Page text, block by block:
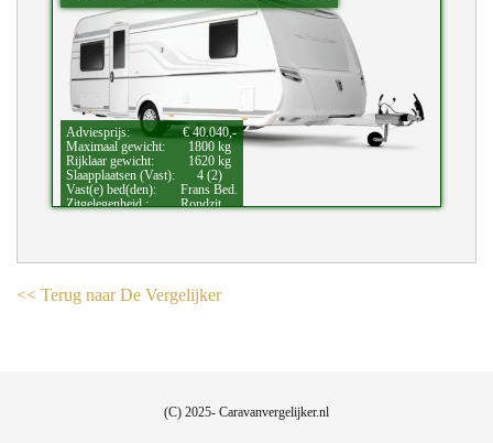
Adviesprijs:
€ 40.040,-
Maximaal gewicht:
1800 kg
Rijklaar gewicht:
1620 kg
Slaapplaatsen (Vast):
4 (2)
Vast(e) bed(den):
Frans Bed.
Zitgelegenheid.:
Rondzit.
<< Terug naar De Vergelijker
(C) 2025- Caravanvergelijker.nl